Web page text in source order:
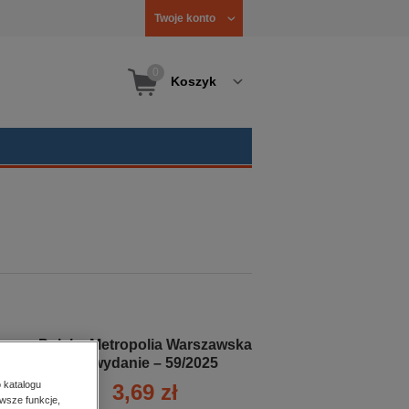
Twoje konto
Koszyk
Polska Metropolia Warszawska
- e-wydanie – 59/2025
3,69 zł
katalogu
funkcje,